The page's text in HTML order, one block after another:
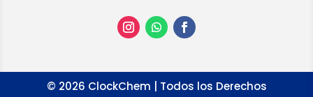
© 2026 ClockChem | Todos los Derechos